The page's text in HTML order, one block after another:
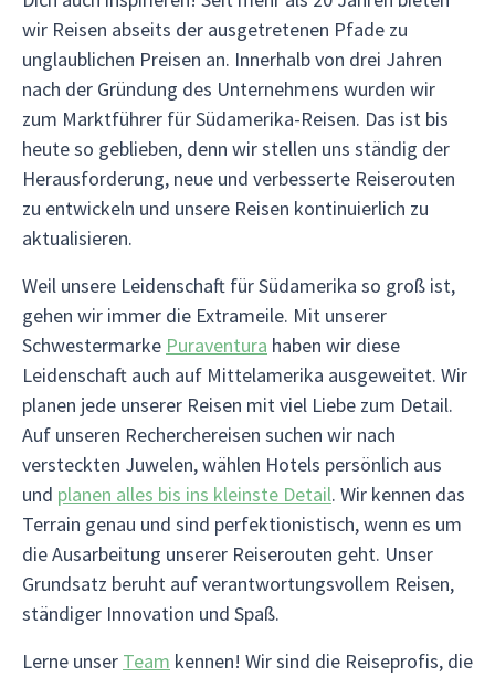
wir Reisen abseits der ausgetretenen Pfade zu
unglaublichen Preisen an. Innerhalb von drei Jahren
nach der Gründung des Unternehmens wurden wir
zum Marktführer für Südamerika-Reisen. Das ist bis
heute so geblieben, denn wir stellen uns ständig der
Herausforderung, neue und verbesserte Reiserouten
zu entwickeln und unsere Reisen kontinuierlich zu
aktualisieren.
Weil unsere Leidenschaft für Südamerika so groß ist,
gehen wir immer die Extrameile. Mit unserer
Schwestermarke Puraventura haben wir diese
Leidenschaft auch auf Mittelamerika ausgeweitet. Wir
planen jede unserer Reisen mit viel Liebe zum Detail.
Auf unseren Recherchereisen suchen wir nach
versteckten Juwelen, wählen Hotels persönlich aus
und planen alles bis ins kleinste Detail. Wir kennen das
Terrain genau und sind perfektionistisch, wenn es um
die Ausarbeitung unserer Reiserouten geht. Unser
Grundsatz beruht auf verantwortungsvollem Reisen,
ständiger Innovation und Spaß.
Lerne unser Team kennen! Wir sind die Reiseprofis, die